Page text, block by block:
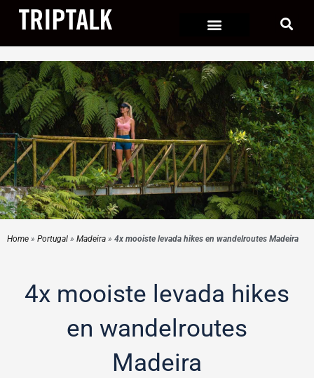
de
inhoud
Home » Portugal » Madeira » 4x mooiste levada hikes en wandelroutes Madeira
4x mooiste levada hikes
en wandelroutes
Madeira